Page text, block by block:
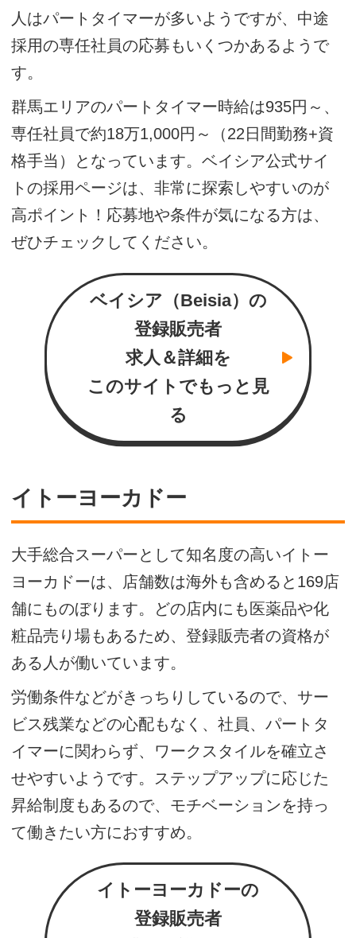
人はパートタイマーが多いようですが、中途
採用の専任社員の応募もいくつかあるようで
す。
群馬エリアのパートタイマー時給は935円～、
専任社員で約18万1,000円～（22日間勤務+資
格手当）となっています。ベイシア公式サイ
トの採用ページは、非常に探索しやすいのが
高ポイント！応募地や条件が気になる方は、
ぜひチェックしてください。
ベイシア（Beisia）の
登録販売者
求人＆詳細を
このサイトでもっと見
る
イトーヨーカドー
大手総合スーパーとして知名度の高いイトー
ヨーカドーは、店舗数は海外も含めると169店
舗にものぼります。どの店内にも医薬品や化
粧品売り場もあるため、登録販売者の資格が
ある人が働いています。
労働条件などがきっちりしているので、サー
ビス残業などの心配もなく、社員、パートタ
イマーに関わらず、ワークスタイルを確立さ
せやすいようです。ステップアップに応じた
昇給制度もあるので、モチベーションを持っ
て働きたい方におすすめ。
イトーヨーカドーの
登録販売者